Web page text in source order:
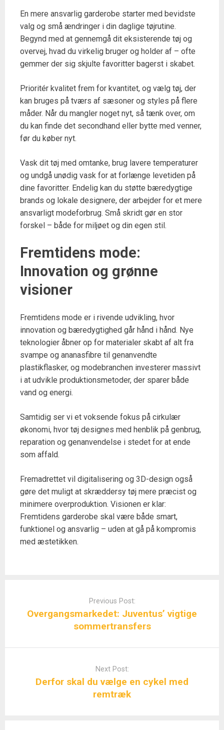
En mere ansvarlig garderobe starter med bevidste
valg og små ændringer i din daglige tøjrutine.
Begynd med at gennemgå dit eksisterende tøj og
overvej, hvad du virkelig bruger og holder af – ofte
gemmer der sig skjulte favoritter bagerst i skabet.
Prioritér kvalitet frem for kvantitet, og vælg tøj, der
kan bruges på tværs af sæsoner og styles på flere
måder. Når du mangler noget nyt, så tænk over, om
du kan finde det secondhand eller bytte med venner,
før du køber nyt.
Vask dit tøj med omtanke, brug lavere temperaturer
og undgå unødig vask for at forlænge levetiden på
dine favoritter. Endelig kan du støtte bæredygtige
brands og lokale designere, der arbejder for et mere
ansvarligt modeforbrug. Små skridt gør en stor
forskel – både for miljøet og din egen stil.
Fremtidens mode:
Innovation og grønne
visioner
Fremtidens mode er i rivende udvikling, hvor
innovation og bæredygtighed går hånd i hånd. Nye
teknologier åbner op for materialer skabt af alt fra
svampe og ananasfibre til genanvendte
plastikflasker, og modebranchen investerer massivt
i at udvikle produktionsmetoder, der sparer både
vand og energi.
Samtidig ser vi et voksende fokus på cirkulær
økonomi, hvor tøj designes med henblik på genbrug,
reparation og genanvendelse i stedet for at ende
som affald.
Fremadrettet vil digitalisering og 3D-design også
gøre det muligt at skræddersy tøj mere præcist og
minimere overproduktion. Visionen er klar:
Fremtidens garderobe skal være både smart,
funktionel og ansvarlig – uden at gå på kompromis
med æstetikken.
Previous Post:
Overgangsmarkedet: Juventus’ vigtige
sommertransfers
Next Post:
Derfor skal du vælge en cykel med
remtræk